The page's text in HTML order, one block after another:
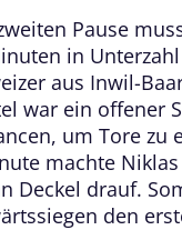
Pause
in
aus Inwil-
war ein offener
um Tore zu
machte
Deckel drauf.
den